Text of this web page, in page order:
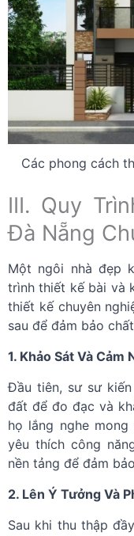
Các phong cách
III. Quy
Đà Nẵng
Một ngôi nhà đẹp
trình thiết kế bài và
thiết kế chuyên
sau để đảm bảo
1. Khảo Sát Và Cảm
Đầu tiên, sư sư
đất để đo đạc và
họ lắng nghe
yêu thích công
nền tảng để đảm
2. Lên Ý Tưởng Và
Sau khi thu thập